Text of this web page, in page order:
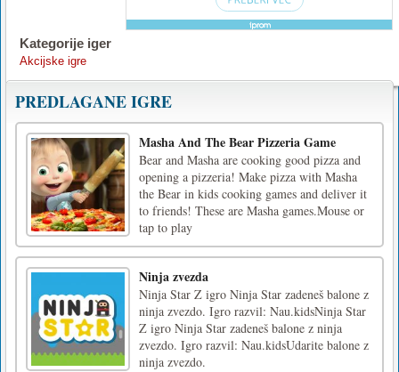
Kategorije iger
Akcijske igre
PREDLAGANE IGRE
Masha And The Bear Pizzeria Game
Bear and Masha are cooking good pizza and
opening a pizzeria! Make pizza with Masha
the Bear in kids cooking games and deliver it
to friends! These are Masha games.Mouse or
tap to play
Ninja zvezda
Ninja Star Z igro Ninja Star zadeneš balone z
ninja zvezdo. Igro razvil: Nau.kidsNinja Star
Z igro Ninja Star zadeneš balone z ninja
zvezdo. Igro razvil: Nau.kidsUdarite balone z
ninja zvezdo.